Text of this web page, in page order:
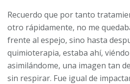
Recuerdo que por tanto
otro rápidamente, no me
frente al espejo, sino hasta
quimioterapia, estaba ahí,
asimilándome, una imagen tan
sin respirar. Fue igual de